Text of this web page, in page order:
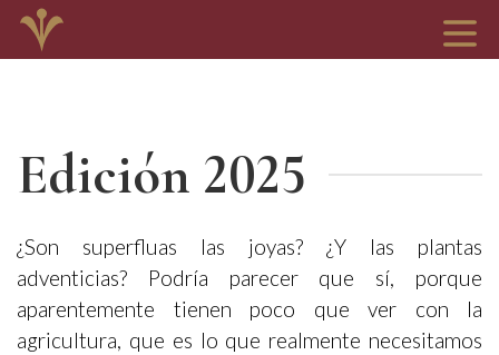
Edición 2025
¿Son superfluas las joyas? ¿Y las plantas
adventicias? Podría parecer que sí, porque
aparentemente tienen poco que ver con la
agricultura, que es lo que realmente necesitamos